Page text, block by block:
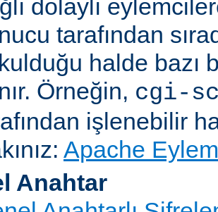
dolaylı
tarafından
halde bazı
Örneğin, cgi-
işlenebilir
Apache
Anahtar